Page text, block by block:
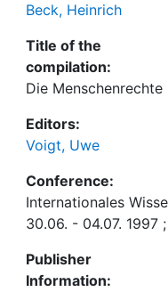
Beck, Heinrich
Title of the
compilation:
Die
Editors:
Voigt, Uwe
Conference:
Internationales
30.06. - 04.07. 1997
Publisher
Information: